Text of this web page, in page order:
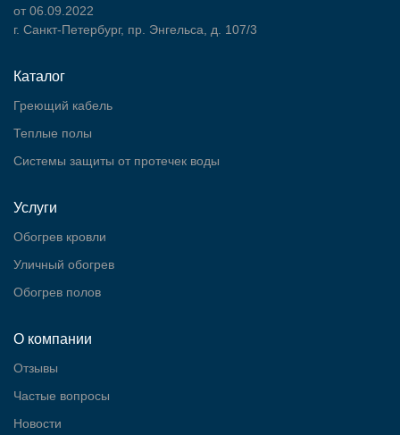
от 06.09.2022
г. Санкт-Петербург, пр. Энгельса, д. 107/3
Каталог
Греющий кабель
Теплые полы
Cистемы защиты от протечек воды
Услуги
Обогрев кровли
Уличный обогрев
Обогрев полов
О компании
Отзывы
Частые вопросы
Новости